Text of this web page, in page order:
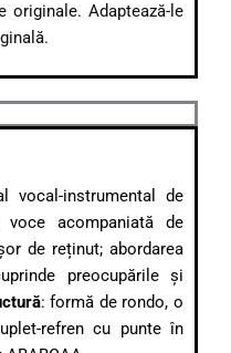
originale. Adaptează-le
vocal-instrumental de
voce acompaniată de
de reținut; abordarea
preocupările și
: formă de rondo, o
refren cu punte în